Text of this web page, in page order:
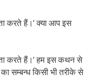
करते हैं।’ क्या आप इस
करते हैं।’ हम इस कथन से
का सम्बन्ध किसी भी तरीके से